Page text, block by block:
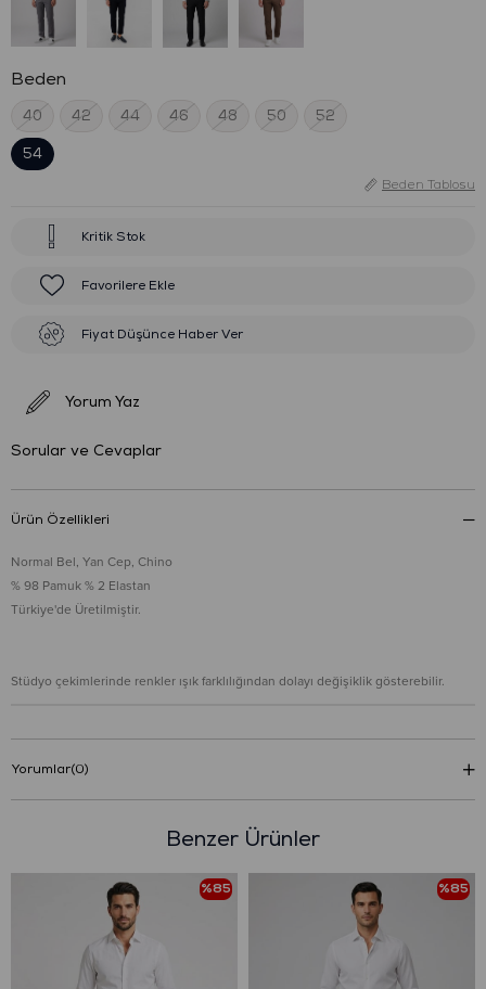
Beden
40 42 44 46 48 50 52
54
Beden Tablosu
Kritik Stok
Favorilere Ekle
Fiyat Düşünce Haber Ver
Yorum Yaz
Sorular ve Cevaplar
Ürün Özellikleri
Normal Bel, Yan Cep, Chino
% 98 Pamuk % 2 Elastan
Türkiye'de Üretilmiştir.
Stüdyo çekimlerinde renkler ışık farklılığından dolayı değişiklik gösterebilir.
Yorumlar(0)
Benzer Ürünler
%85 %85